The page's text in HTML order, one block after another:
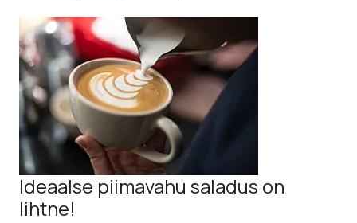
Ideaalse piimavahu saladus on
lihtne!